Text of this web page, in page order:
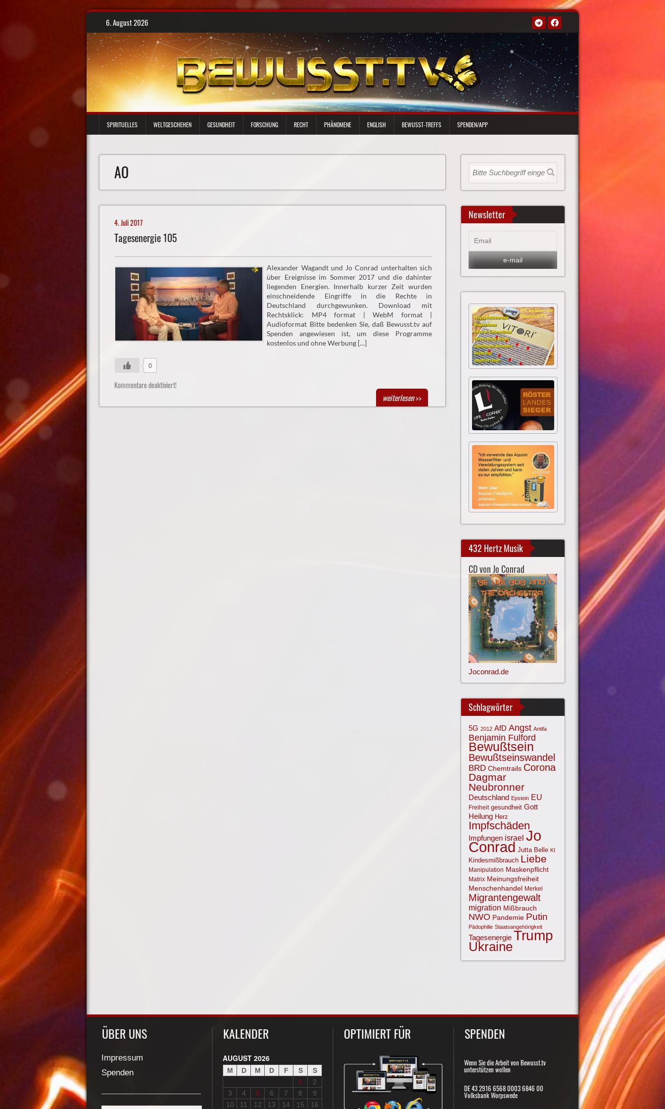
Skip
content
6. August 2026
SPIRITUELLES WELTGESCHEHEN GESUNDHEIT FORSCHUNG RECHT PHÄNOMENE ENGLISH BEWUSST-TREFFS SPENDEN/APP
AO
4. Juli 2017
Tagesenergie 105
Alexander Wagandt und Jo Conrad unterhalten sich
über Ereignisse im Sommer 2017 und die dahinter
liegenden Energien. Innerhalb kurzer Zeit wurden
einschneidende Eingriffe in die Rechte in
Deutschland durchgewunken. Download mit
Rechtsklick: MP4 format | WebM format |
Audioformat Bitte bedenken Sie, daß Bewusst.tv auf
Spenden angewiesen ist, um diese Programme
kostenlos und ohne Werbung […]
0
Kommentare deaktiviert!
weiterlesen>>
Newsletter
432 Hertz Musik
CD von Jo Conrad
Joconrad.de
Schlagwörter
5G 2012 AfD Angst Antifa
Benjamin Fulford
Bewußtsein
Bewußtseinswandel
BRD Chemtrails Corona
Dagmar
Neubronner
Deutschland Epstein EU
Freiheit gesundheit Gott
Heilung Herz
Impfschäden
Impfungen israel Jo
Conrad Jutta Belle KI
Kindesmißbrauch Liebe
Manipulation Maskenpflicht
Matrix Meinungsfreiheit
Menschenhandel Merkel
Migrantengewalt
migration Mißbrauch
NWO Pandemie Putin
Pädophilie Staatsangehörigkeit
Tagesenergie Trump
Ukraine
ÜBER UNS
Impressum
Spenden
KALENDER
AUGUST 2026
M D M D F S
S
1
2
3
4 5 6 7 8
9
10
11 12 13 14 15 16
OPTIMIERT FÜR SPENDEN
Wenn Sie die Arbeit von Bewusst.tv
unterstützen wollen
DE 43 2916 6568 0003 6846 00
Volksbank Worpswede